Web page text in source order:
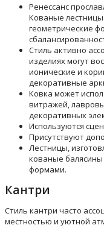
Ренессанс
Кованые лестницы
геометрические
Стиль активно
изделиях могут
ионические и
декоративные
Ковка может
витражей,
декоративных
Используются
Присутствуют
Лестницы,
кованые
формами.
Кантри
Стиль кантри часто
местностью и уютной